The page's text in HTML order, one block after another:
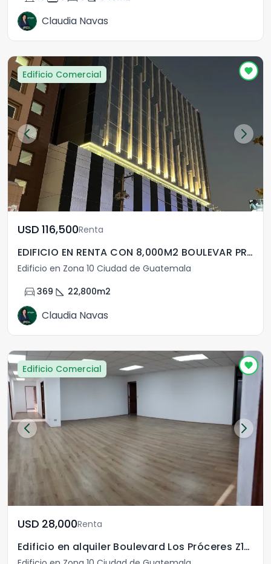
Claudia Navas
Edificio Comercial
USD	116,500Renta
EDIFICIO EN RENTA CON 8,000M2 BOULEVAR PROCERES ZONA 10
Edificio en Zona 10 Ciudad de Guatemala
directions_car 369 square_foot 22,800m2
Claudia Navas
Edificio Comercial
USD	28,000Renta
Edificio en alquiler Boulevard Los Próceres Z10!